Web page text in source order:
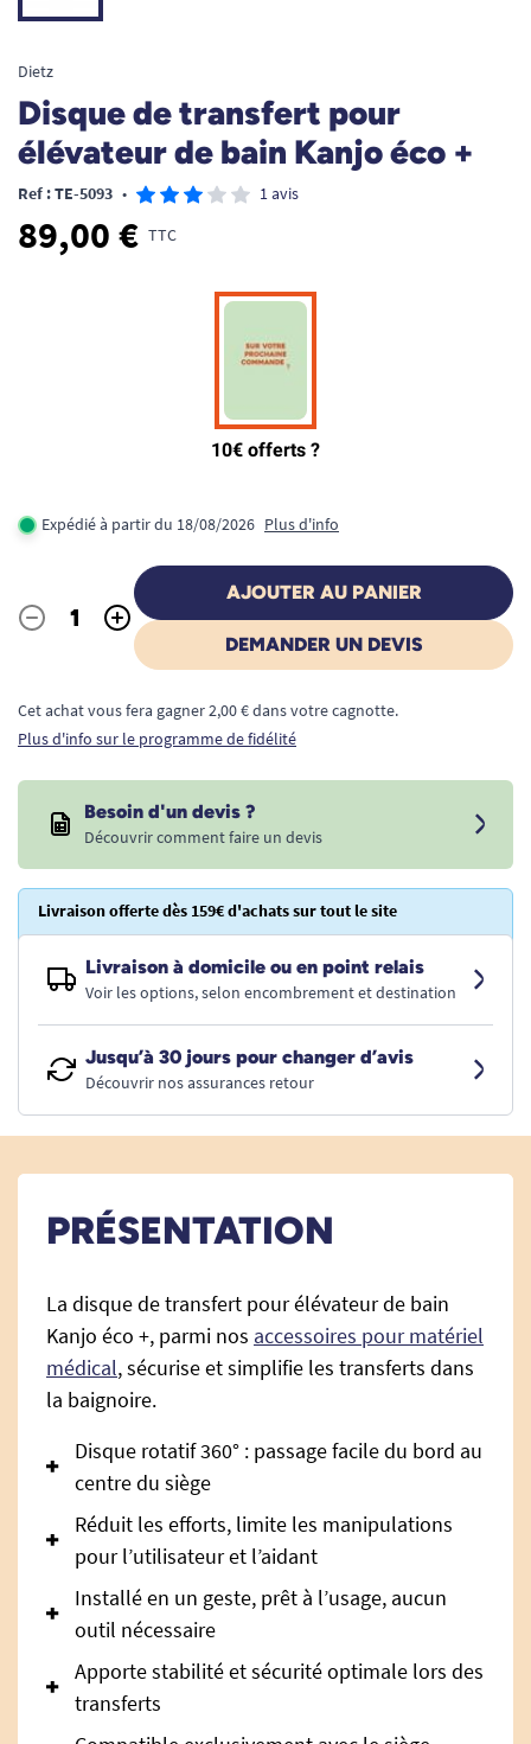
Dietz
Disque de transfert pour
élévateur de bain Kanjo éco +
Ref : TE-5093 • 1 avis
89,00 € TTC
Expédié à partir du 18/08/2026 Plus d'info
Quantité
- +
AJOUTER AU PANIER
DEMANDER UN DEVIS
Cet achat vous fera gagner 2,00 € dans votre cagnotte.
Plus d'info sur le programme de fidélité
Besoin d'un devis ?
Découvrir comment faire un devis
Livraison offerte dès 159€ d'achats sur tout le site
Livraison à domicile ou en point relais
Voir les options, selon encombrement et destination
Jusqu’à 30 jours pour changer d’avis
Découvrir nos assurances retour
PRÉSENTATION
La disque de transfert pour élévateur de bain
Kanjo éco +, parmi nos accessoires pour matériel
médical, sécurise et simplifie les transferts dans
la baignoire.
Disque rotatif 360° : passage facile du bord au
centre du siège
Réduit les efforts, limite les manipulations
pour l’utilisateur et l’aidant
Installé en un geste, prêt à l’usage, aucun
outil nécessaire
Apporte stabilité et sécurité optimale lors des
transferts